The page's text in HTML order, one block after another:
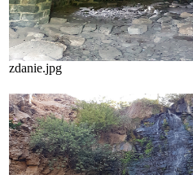
zdanie.jpg